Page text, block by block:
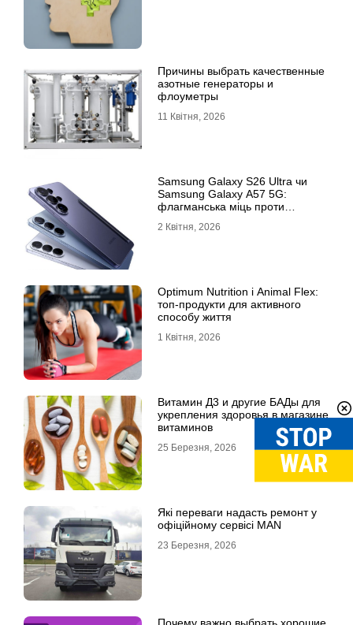
Причины выбрать качественные
азотные генераторы и
флоуметры
11 Квітня, 2026
Samsung Galaxy S26 Ultra чи
Samsung Galaxy A57 5G:
флагманська міць проти
2 Квітня, 2026
Optimum Nutrition і Animal Flex:
топ-продукти для активного
способу життя
1 Квітня, 2026
Витамин Д3 и другие БАДы для
укрепления здоровья в магазине
витаминов
25 Березня, 2026
Які переваги надасть ремонт у
офіційному сервісі MAN
23 Березня, 2026